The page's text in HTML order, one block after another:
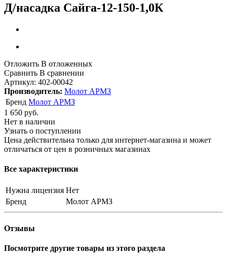
Д/насадка Сайга-12-150-1,0К
Отложить В отложенных
Сравнить В сравнении
Артикул: 402-00042
Производитель: Молот АРМЗ
Бренд Молот АРМЗ
1 650 руб.
Нет в наличии
Узнать о поступлении
Цена действительна только для интернет-магазина и может
отличаться от цен в розничных магазинах
Все характеристики
Нужна лицензия Нет
Бренд
Молот АРМЗ
Отзывы
Посмотрите другие товары из этого раздела